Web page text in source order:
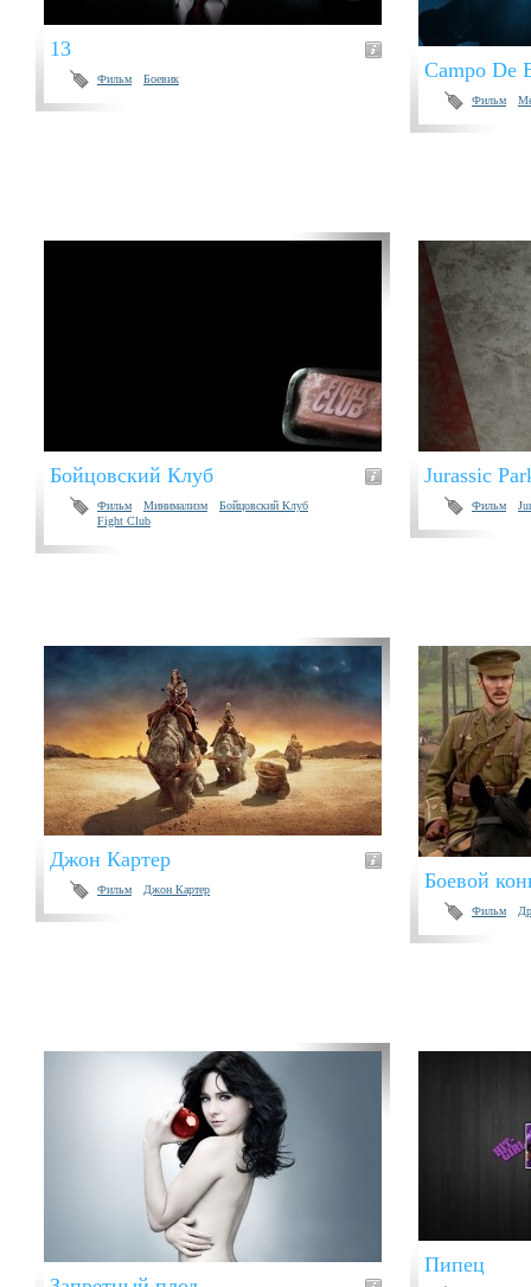
13
Фильм Боевик Campo De
Фильм
Бойцовский Клуб
Фильм Минимализм
Бойцовский Клуб
Fight Club
Jurassic
Фильм
Джон Картер
Фильм Джон Картер Боевой
Фильм
Пипец